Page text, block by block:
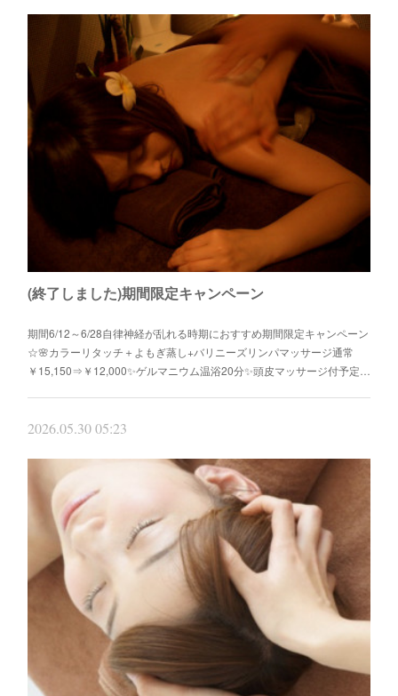
(終了しました)期間限定キャンペーン
期間6/12～6/28自律神経が乱れる時期におすすめ期間限定キャンペーン
☆🌸カラーリタッチ＋よもぎ蒸し+バリニーズリンパマッサージ通常
￥15,150⇒￥12,000✨ゲルマニウム温浴20分✨頭皮マッサージ付予定…
2026.05.30 05:23